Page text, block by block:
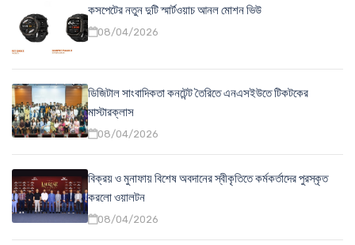
কসপেটের নতুন দুটি স্মার্টওয়াচ আনল মোশন ভিউ
08/04/2026
ডিজিটাল সাংবাদিকতা কনটেন্ট তৈরিতে এনএসইউতে টিকটকের
মাস্টারক্লাস
08/04/2026
বিক্রয় ও মুনাফায় বিশেষ অবদানের স্বীকৃতিতে কর্মকর্তাদের পুরস্কৃত
করলো ওয়ালটন
08/04/2026